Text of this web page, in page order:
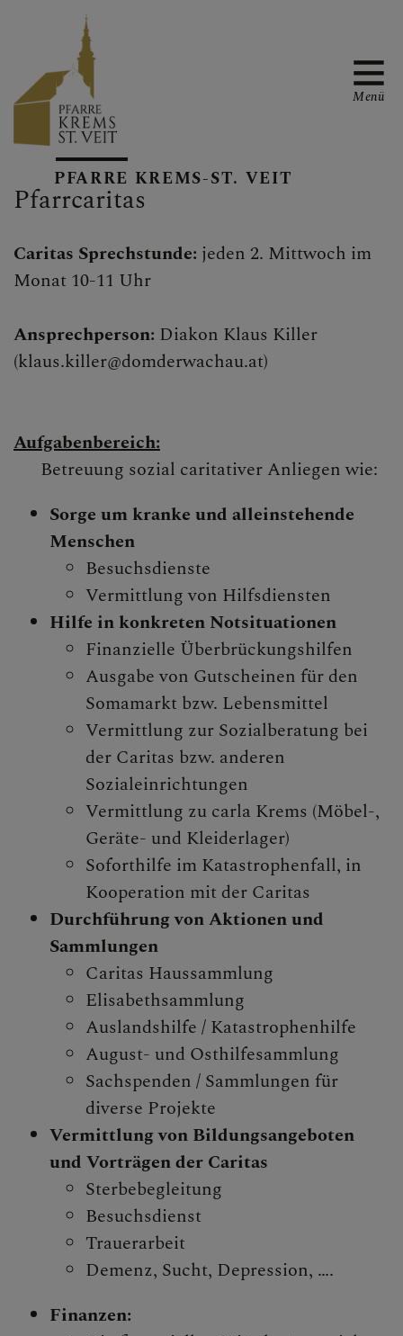
PFARRTEAM &
KONTAKT
GRUPPEN &
Babyrunde
Jugend
Katholisches Bildungswerk
Katholische Frauenbewegung
SeniorInnen
AK Kinderliturgie
AK Familie
AK Liturgie
AK Caritas
AK Pfarrcafé
Domfreunde
GOTTESDIENSTE &
MITTEILUNGEN
SAKRAMENTE & INFOS
GESCHICHTE &
KIRCHEN
PFARRBRIEF
KIRCHENMUSIK
PFARRE KREMS-ST. VEIT
Menü
Pfarrcaritas
Caritas Sprechstunde: jeden 2. Mittwoch im
Monat 10-11 Uhr
Ansprechperson: Diakon Klaus Killer
(klaus.killer@domderwachau.at)
Aufgabenbereich:
Betreuung sozial caritativer Anliegen wie:
Sorge um kranke und alleinstehende
Menschen
Besuchsdienste
Vermittlung von Hilfsdiensten
Hilfe in konkreten Notsituationen
Finanzielle Überbrückungshilfen
Ausgabe von Gutscheinen für den
Somamarkt bzw. Lebensmittel
Vermittlung zur Sozialberatung bei
der Caritas bzw. anderen
Sozialeinrichtungen
Vermittlung zu carla Krems (Möbel-,
Geräte- und Kleiderlager)
Soforthilfe im Katastrophenfall, in
Kooperation mit der Caritas
Durchführung von Aktionen und
Sammlungen
Caritas Haussammlung
Elisabethsammlung
Auslandshilfe / Katastrophenhilfe
August- und Osthilfesammlung
Sachspenden / Sammlungen für
diverse Projekte
Vermittlung von Bildungsangeboten
und Vorträgen der Caritas
Sterbebegleitung
Besuchsdienst
Trauerarbeit
Demenz, Sucht, Depression, ….
Finanzen: